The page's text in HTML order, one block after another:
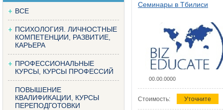
ВСЕ
ПСИХОЛОГИЯ. ЛИЧНОСТНЫЕ
КОМПЕТЕНЦИИ, РАЗВИТИЕ,
КАРЬЕРА
ПРОФЕССИОНАЛЬНЫЕ
КУРСЫ, КУРСЫ ПРОФЕССИЙ
ПОВЫШЕНИЕ
КВАЛИФИКАЦИИ, КУРСЫ
ПЕРЕПОДГОТОВКИ
Семинары в Тбилиси
00.00.0000
Стоимость: Уточните